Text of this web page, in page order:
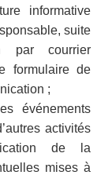
informative
suite
par courrier
formulaire de
;
événements
activités
de la
mises à